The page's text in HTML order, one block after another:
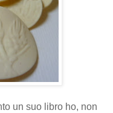
un suo libro ho, non